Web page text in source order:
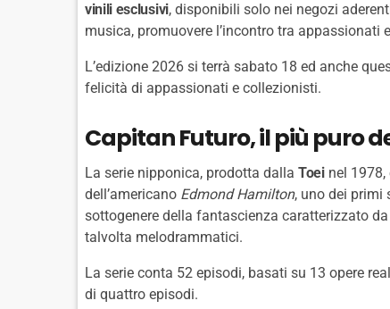
vinili esclusivi, disponibili solo nei negozi
musica, promuovere l’incontro tra appassionati
L’edizione 2026 si terrà sabato 18 ed anche
felicità di appassionati e collezionisti.
Capitan Futuro, il più puro
La serie nipponica, prodotta dalla Toeinel 1978,
dell’americano Edmond Hamilton, uno dei primi
sottogenere della fantascienza caratterizzato
talvolta melodrammatici.
La serie conta 52 episodi, basati su 13 opere
di quattro episodi.